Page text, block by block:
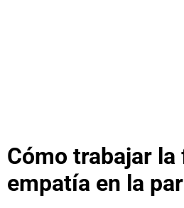
Cómo trabajar la
empatía en la